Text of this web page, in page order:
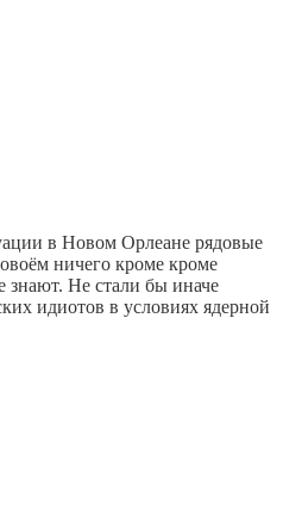
в Новом Орлеане рядовые
ничего кроме кроме
знают. Не стали бы иначе
идиотов в условиях ядерной